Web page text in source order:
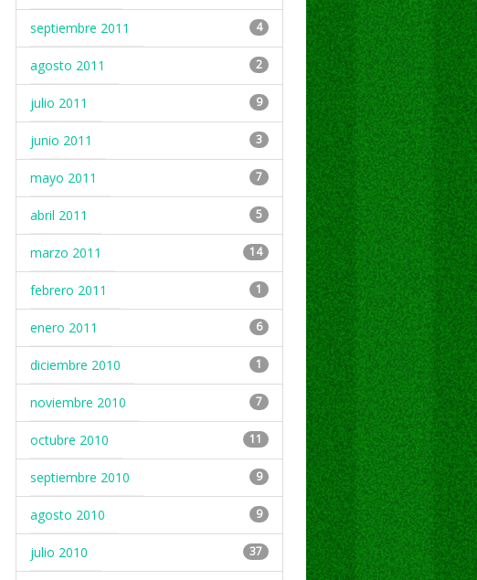
septiembre 2011 4
agosto 2011 2
julio 2011 9
junio 2011 3
mayo 2011 7
abril 2011 5
marzo 2011 14
febrero 2011 1
enero 2011 6
diciembre 2010 1
noviembre 2010 7
octubre 2010 11
septiembre 2010 9
agosto 2010 9
julio 2010 37